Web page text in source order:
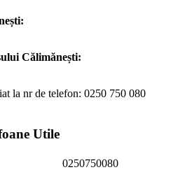
Călimănești:
la nr de telefon: 0250 750 080
Utile
0250750080